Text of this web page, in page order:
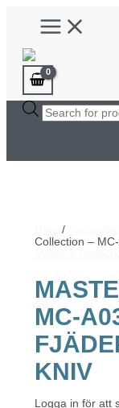
innehåll
Main
Menu
Products
search
/
Collection –
MC-
KNIV
Logga in för att